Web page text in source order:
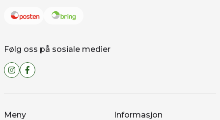
Følg oss på sosiale medier
Meny Informasjon